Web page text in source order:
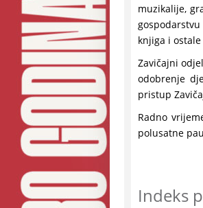
muzikalije,
knjiga i
Zavičajni
odobrenje
pristup
Radno
polusatne
Indeks